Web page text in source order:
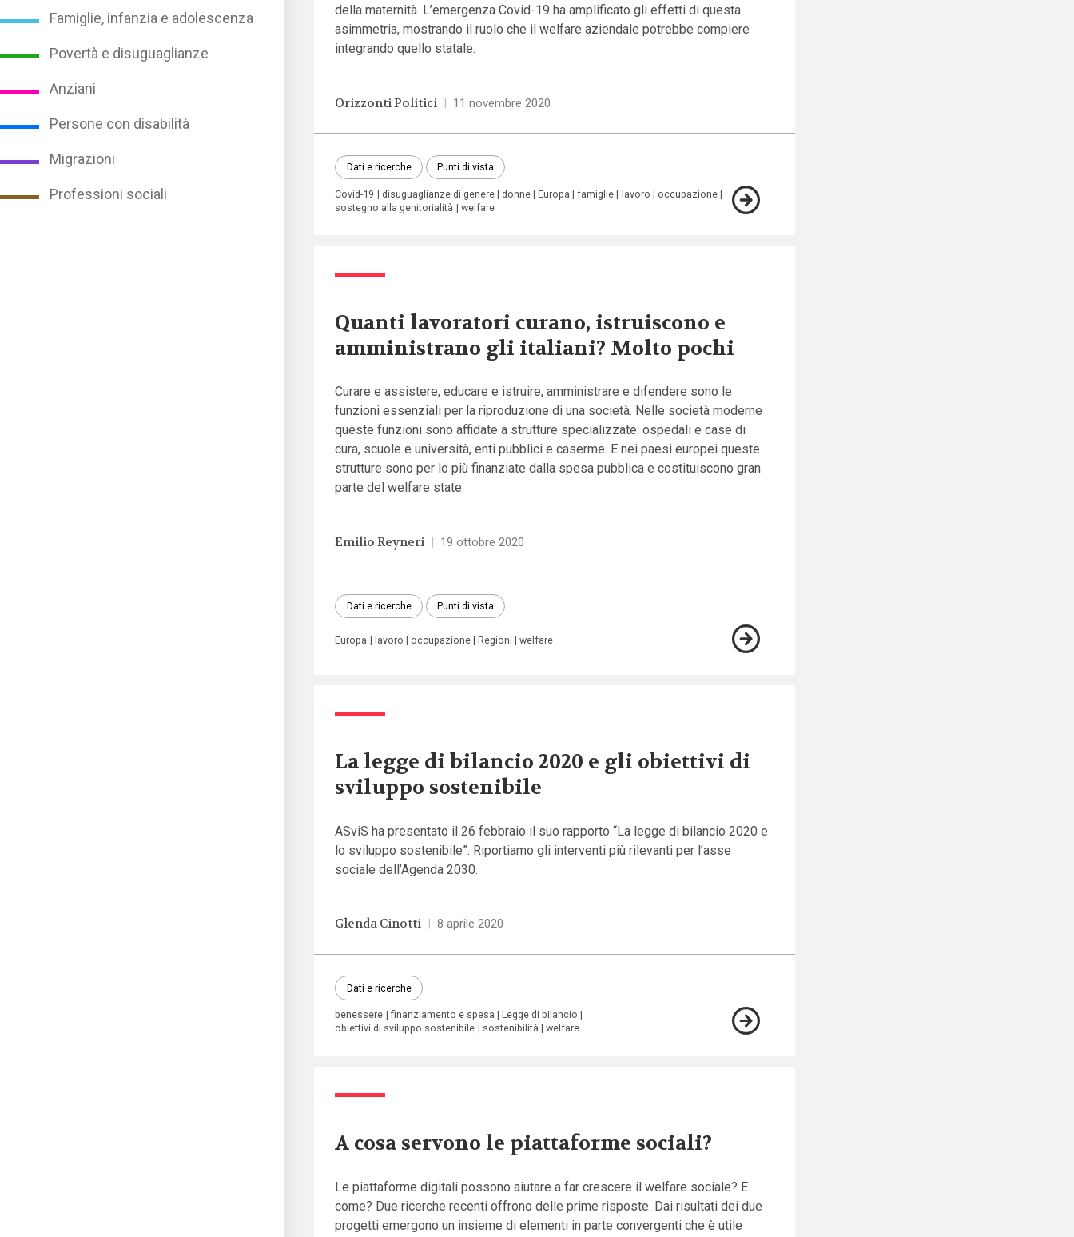
Famiglie, infanzia e adolescenza
Povertà e disuguaglianze
Anziani
Persone con disabilità
Migrazioni
Professioni sociali
della maternità. L’emergenza Covid-19 ha amplificato gli effetti di questa
asimmetria, mostrando il ruolo che il welfare aziendale potrebbe compiere
integrando quello statale.
Orizzonti Politici | 11 novembre 2020
Dati e ricerche Punti di vista
Covid-19 disuguaglianze di genere donne Europa famiglie lavoro
occupazione
sostegno alla genitorialità
welfare
Quanti lavoratori curano, istruiscono e
amministrano gli italiani? Molto pochi
Curare e assistere, educare e istruire, amministrare e difendere sono le
funzioni essenziali per la riproduzione di una società. Nelle società moderne
queste funzioni sono affidate a strutture specializzate: ospedali e case di
cura, scuole e università, enti pubblici e caserme. E nei paesi europei queste
strutture sono per lo più finanziate dalla spesa pubblica e costituiscono gran
parte del welfare state.
Emilio Reyneri | 19 ottobre 2020
Dati e ricerche Punti di vista
Europa lavoro occupazione Regioni welfare
La legge di bilancio 2020 e gli obiettivi di
sviluppo sostenibile
ASviS ha presentato il 26 febbraio il suo rapporto “La legge di bilancio 2020 e
lo sviluppo sostenibile”. Riportiamo gli interventi più rilevanti per l’asse
sociale dell’Agenda 2030.
Glenda Cinotti | 8 aprile 2020
Dati e ricerche
benessere finanziamento e spesa
Legge di bilancio
obiettivi di sviluppo sostenibile
sostenibilità welfare
A cosa servono le piattaforme sociali?
Le piattaforme digitali possono aiutare a far crescere il welfare sociale? E
come? Due ricerche recenti offrono delle prime risposte. Dai risultati dei due
progetti emergono un insieme di elementi in parte convergenti che è utile